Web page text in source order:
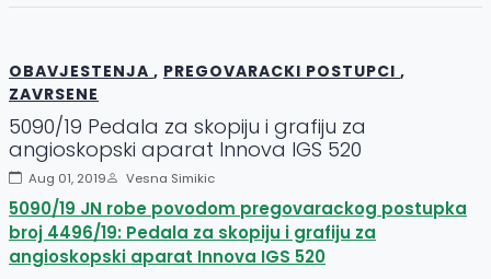
OBAVJESTENJA , PREGOVARACKI POSTUPCI ,
ZAVRSENE
5090/19 Pedala za skopiju i grafiju za
angioskopski aparat Innova IGS 520
Aug 01, 2019 Vesna Simikic
5090/19 JN robe povodom pregovarackog postupka
broj 4496/19: Pedala za skopiju i grafiju za
angioskopski aparat Innova IGS 520